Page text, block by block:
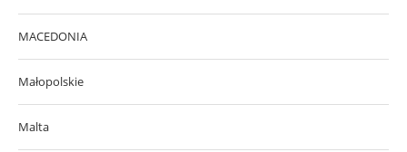
MACEDONIA
Małopolskie
Malta